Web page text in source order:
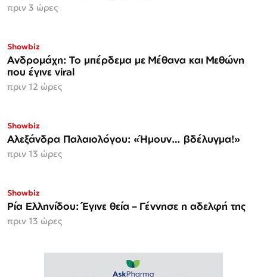
πριν 3 ώρες
Showbiz
Ανδρομάχη: Το μπέρδεμα με Μέθανα και Μεθώνη
που έγινε viral
πριν 12 ώρες
Showbiz
Αλεξάνδρα Παλαιολόγου: «Ήμουν… βδέλυγμα!»
πριν 13 ώρες
Showbiz
Ρία Ελληνίδου: Έγινε θεία – Γέννησε η αδελφή της
πριν 13 ώρες